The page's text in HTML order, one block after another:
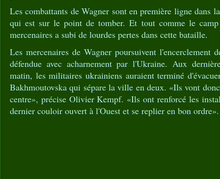
Les combattants de Wagner sont en première ligne dans
qui est sur le point de tomber. Et tout comme le
mercenaires a subi de lourdes pertes dans cette bataille.
Les mercenaires de Wagner poursuivent l'encerclement
défendue avec acharnement par l'Ukraine. Aux
matin, les militaires ukrainiens auraient terminé
Bakhmoutovska qui sépare la ville en deux. «Ils vont
centre», précise Olivier Kempf. «Ils ont renforcé les
dernier couloir ouvert à l'Ouest et se replier en bon ordre».